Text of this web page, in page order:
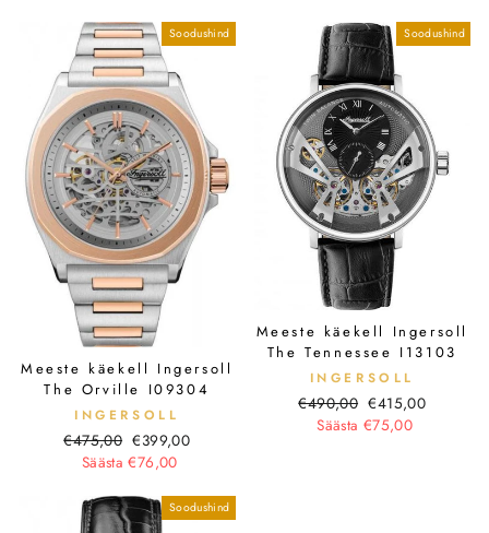
Soodushind
Meeste käekell Ingersoll
The Orville I09304
INGERSOLL
Tavahind
€475,00 Soodushind
€399,00
Säästa €76,00
Soodushind
Meeste käekell Ingersoll
The Tennessee I13103
INGERSOLL
Tavahind
€490,00 Soodushind
€415,00
Säästa €75,00
Soodushind